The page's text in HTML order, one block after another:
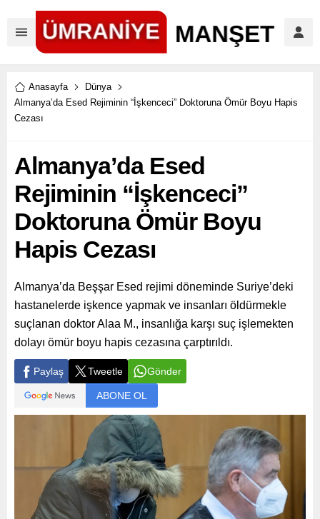
Anasayfa
Dünya
Almanya’da Esed Rejiminin “İşkenceci” Doktoruna Ömür Boyu Hapis
Cezası
Almanya’da Esed
Rejiminin “İşkenceci”
Doktoruna Ömür Boyu
Hapis Cezası
Almanya’da Beşşar Esed rejimi döneminde Suriye’deki
hastanelerde işkence yapmak ve insanları öldürmekle
suçlanan doktor Alaa M., insanlığa karşı suç işlemekten
dolayı ömür boyu hapis cezasına çarptırıldı.
Paylaş Tweetle Gönder
ABONE OL